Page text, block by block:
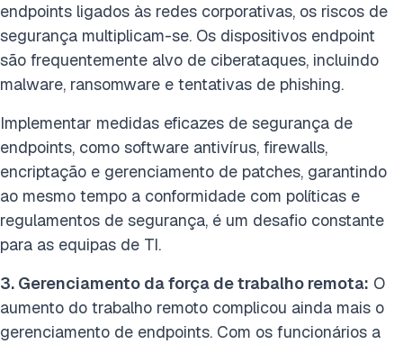
endpoints ligados às redes corporativas, os riscos de
segurança multiplicam-se. Os dispositivos endpoint
são frequentemente alvo de ciberataques, incluindo
malware, ransomware e tentativas de phishing.
Implementar medidas eficazes de segurança de
endpoints, como software antivírus, firewalls,
encriptação e gerenciamento de patches, garantindo
ao mesmo tempo a conformidade com políticas e
regulamentos de segurança, é um desafio constante
para as equipas de TI.
3. Gerenciamento da força de trabalho remota: O
aumento do trabalho remoto complicou ainda mais o
gerenciamento de endpoints. Com os funcionários a